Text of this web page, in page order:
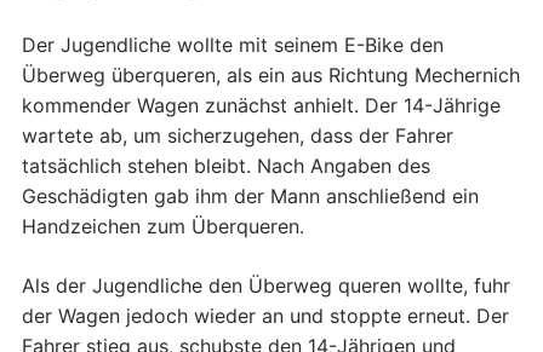
Der Jugendliche wollte mit seinem E-Bike den
Überweg überqueren, als ein aus Richtung Mechernich
kommender Wagen zunächst anhielt. Der 14-Jährige
wartete ab, um sicherzugehen, dass der Fahrer
tatsächlich stehen bleibt. Nach Angaben des
Geschädigten gab ihm der Mann anschließend ein
Handzeichen zum Überqueren.
Als der Jugendliche den Überweg queren wollte, fuhr
der Wagen jedoch wieder an und stoppte erneut. Der
Fahrer stieg aus, schubste den 14-Jährigen und